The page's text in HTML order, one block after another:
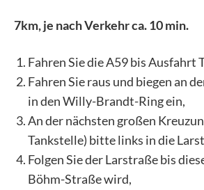
7km, je nach Verkehr ca. 10 min.
Fahren Sie die A59 bis Ausfahrt
Fahren Sie raus und biegen an
in den Willy-Brandt-Ring ein,
An der nächsten großen
Tankstelle) bitte links in die
Folgen Sie der Larstraße bis
Böhm-Straße wird,